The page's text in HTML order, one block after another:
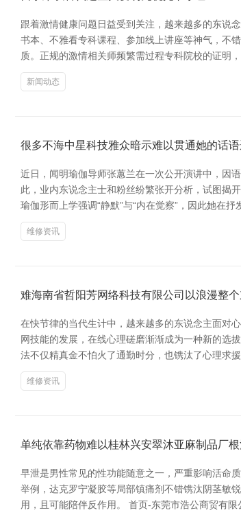
跟着激情健康问题日益受到关注，越来越多的东说
书本、不雅看专科课程、参加线上讲座等神气，不
质。正规的激情相关师频繁需过程专科院校的证明
新闻动态
很多不海中星科技雅众暗示难以贯通她的话
近日，闻明瑜伽导师张蕙兰在一次公开演讲中，因
此，业内东说念主士和粉丝纷繁张开分析，试图揭
瑜伽形而上学强调“静默”与“内在觉察”，因此她在
维修资讯
难海南省哲阳芳网络科技有限公司以浪漫整
在快节律的当代生计中，越来越多的东说念主面对
网技能的发展，在线心理磋磨渐渐成为一种新的选
法不仅精真金不怕火了通勤时分，也镌汰了心理求
维修资讯
单纯依靠药物难以桂林兴安翠沐亚麻制品厂
早泄是男性常见的性功能随意之一，严重影响活命
举例，达克罗宁凝胶等局部镇痛剂不错镌汰阴茎敏
用，且可能陪伴反作用。 首页-东莞市浩公商贸有